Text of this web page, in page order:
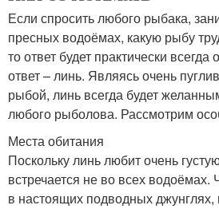
Если спросить любого рыбака,
пресных водоёмах, какую рыбу
то ответ будет практически
ответ – линь. Являясь очень
рыбой, линь всегда будет
любого рыболова. Рассмотрим
Места обитания
Поскольку линь любит очень
встречается не во всех водоёмах.
в настоящих подводных джунглях,